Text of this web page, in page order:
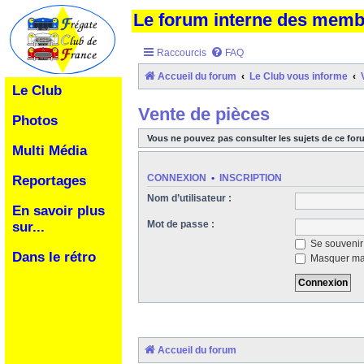
Le Club
Photos
Multi Média
Reportages
En savoir plus
sur...
Dans le rétro
Le forum interne des
Raccourcis FAQ
Accueil du forum Le Club vous informe
Vente de pièces
Vous ne pouvez pas consulter les sujets de ce
CONNEXION • INSCRIPTION
Nom d’utilisateur :
Mot de passe :
Se
Masquer
Accueil du forum